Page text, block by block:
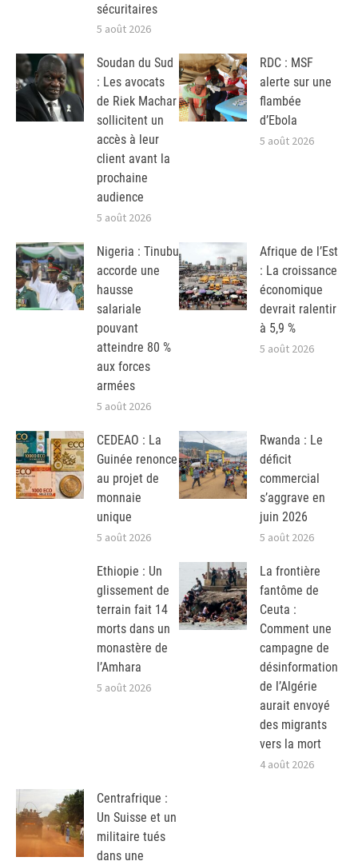
sécuritaires
5 août 2026
Soudan du Sud
: Les avocats
de Riek Machar
sollicitent un
accès à leur
client avant la
prochaine
audience
5 août 2026
RDC : MSF
alerte sur une
flambée
d’Ebola
5 août 2026
Nigeria : Tinubu
accorde une
hausse
salariale
pouvant
atteindre 80 %
aux forces
armées
5 août 2026
Afrique de l’Est
: La croissance
économique
devrait ralentir
à 5,9 %
5 août 2026
CEDEAO : La
Guinée renonce
au projet de
monnaie
unique
5 août 2026
Rwanda : Le
déficit
commercial
s’aggrave en
juin 2026
5 août 2026
Ethiopie : Un
glissement de
terrain fait 14
morts dans un
monastère de
l’Amhara
5 août 2026
La frontière
fantôme de
Ceuta :
Comment une
campagne de
désinformation
de l’Algérie
aurait envoyé
des migrants
vers la mort
4 août 2026
Centrafrique :
Un Suisse et un
militaire tués
dans une